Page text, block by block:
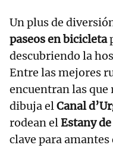
Un plus de
paseos en bicicleta
descubriendo la
Entre las mejores
encuentran las
dibuja el Canal
rodean el Estany
clave para